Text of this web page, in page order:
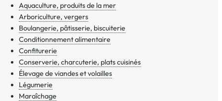
Aquaculture, produits de la mer
Arboriculture, vergers
Boulangerie, pâtisserie, biscuiterie
Conditionnement alimentaire
Confiturerie
Conserverie, charcuterie, plats cuisinés
Élevage de viandes et volailles
Légumerie
Maraîchage